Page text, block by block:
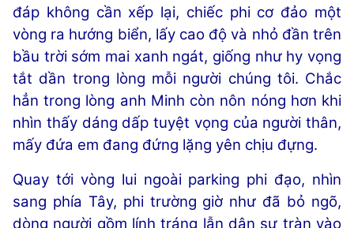
đáp không cần xếp lại, chiếc phi cơ đảo một
vòng ra hướng biển, lấy cao độ và nhỏ đần trên
bầu trời sớm mai xanh ngát, giống như hy vọng
tắt dần trong lòng mỗi người chúng tôi. Chắc
hẳn trong lòng anh Minh còn nôn nóng hơn khi
nhìn thấy dáng dấp tuyệt vọng của người thân,
mấy đứa em đang đứng lặng yên chịu đựng.
Quay tới vòng lui ngoài parking phi đạo, nhìn
sang phía Tây, phi trường giờ như đã bỏ ngõ,
dòng người gồm lính tráng lẫn dân sự tràn vào